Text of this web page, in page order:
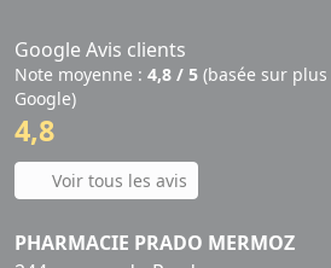
Google Avis clients
Note moyenne : 4,8 / 5 (basée sur
Google)
4,8
Voir tous les avis
PHARMACIE PRADO MERMOZ